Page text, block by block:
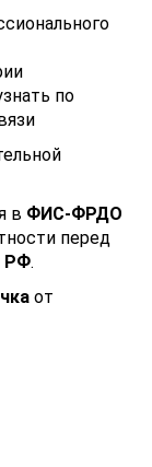
по
в ФИС-ФРДО
перед
РФ.
от